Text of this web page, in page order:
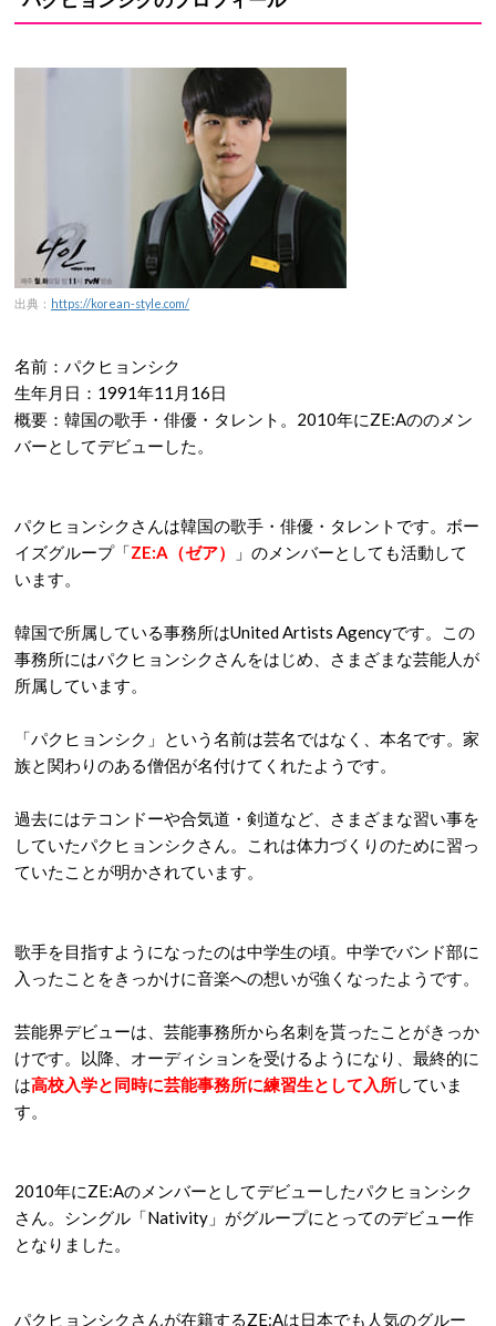
出典： https://korean-style.com/
名前：パクヒョンシク
生年月日：1991年11月16日
概要：韓国の歌手・俳優・タレント。2010年にZE:Aののメン
バーとしてデビューした。
パクヒョンシクさんは韓国の歌手・俳優・タレントです。ボー
イズグループ「ZE:A（ゼア）
」のメンバーとしても活動して
います。
韓国で所属している事務所はUnited Artists Agencyです。この
事務所にはパクヒョンシクさんをはじめ、さまざまな芸能人が
所属しています。
「パクヒョンシク」という名前は芸名ではなく、本名です。家
族と関わりのある僧侶が名付けてくれたようです。
過去にはテコンドーや合気道・剣道など、さまざまな習い事を
していたパクヒョンシクさん。これは体力づくりのために習っ
ていたことが明かされています。
歌手を目指すようになったのは中学生の頃。中学でバンド部に
入ったことをきっかけに音楽への想いが強くなったようです。
芸能界デビューは、芸能事務所から名刺を貰ったことがきっか
けです。以降、オーディションを受けるようになり、最終的に
は高校入学と同時に芸能事務所に練習生として入所していま
す。
2010年にZE:Aのメンバーとしてデビューしたパクヒョンシク
さん。シングル「Nativity」がグループにとってのデビュー作
となりました。
パクヒョンシクさんが在籍するZE:Aは日本でも人気のグルー